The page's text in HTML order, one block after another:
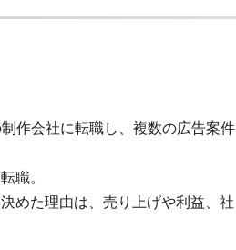
作会社に転職し、複数の広告案件
職。
めた理由は、売り上げや利益、社